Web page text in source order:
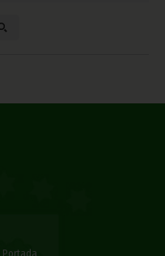
Portada